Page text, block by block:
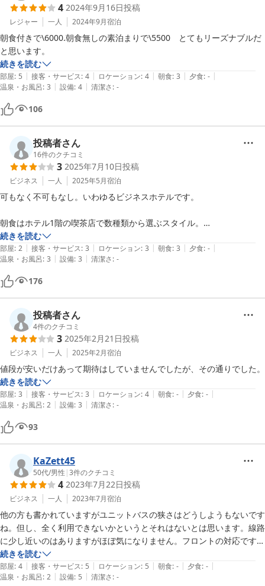
4 2024年9月16日投稿
レジャー 一人 2024年9月宿泊
朝食付きで\6000.朝食無しの素泊まりで\5500　とてもリーズナブルだ
続きを読む
部屋: 5 | 接客・サービス: 4 | ロケーション: 4 | 朝食: 3 | 夕食: - |
温泉・お風呂: 3 | 設備: 4 | 清潔さ: -
106
投稿者さん
16件のクチコミ
3 2025年7月10日投稿
ビジネス 一人 2025年5月宿泊
可もなく不可もなし。いわゆるビジネスホテルです。
朝食はホテル1階の喫茶店で数種類から選ぶスタイル。
常連客でしょうか、非常にうるさい爺さんがいます。
続きを読む
部屋: 2 | 接客・サービス: 3 | ロケーション: 3 | 朝食: 3 | 夕食: - |
温泉・お風呂: 3 | 設備: 3 | 清潔さ: -
176
投稿者さん
4件のクチコミ
3 2025年2月21日投稿
ビジネス 一人 2025年2月宿泊
値段が安いだけあって期待はしていませんでしたが、その通りでした。
続きを読む
部屋: 3 | 接客・サービス: 3 | ロケーション: 4 | 朝食: - | 夕食: - |
温泉・お風呂: 2 | 設備: 3 | 清潔さ: -
93
KaZett45
50代/男性 |3件のクチコミ
4 2023年7月22日投稿
ビジネス 一人 2023年7月宿泊
他の方も書かれていますがユニットバスの狭さはどうしようもないです
ね。但し、全く利用できないかというとそれはないとは思います。線路
に少し近いのはありますがほぼ気になりません。フロントの対応ですが
一旦、チェックインしてから外出し、戻った際に駐車場がいっぱいにな
っていましたが、フロントのに凝っておいでで応対していただきまし
た。とても助かりました。翌日も朝早くに出ましたがすでにお出でで声
続きを読む
部屋: 4 | 接客・サービス: 5 | ロケーション: 5 | 朝食: - | 夕食: - |
温泉・お風呂: 2 | 設備: 5 | 清潔さ: -